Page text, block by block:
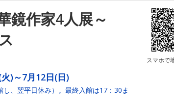
作家4人展～
スマホで
)～7月12日(日)
、翌平日休み）。最終入館は17：30ま